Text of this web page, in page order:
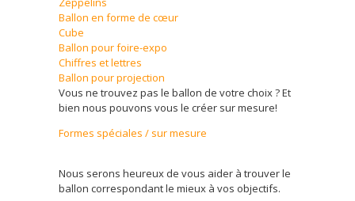
Ballon en forme de cœur
Cube
Ballon pour foire-expo
Chiffres et lettres
Ballon pour projection
Vous ne trouvez pas le ballon de votre choix ? Et
bien nous pouvons vous le créer sur mesure!
Formes spéciales / sur mesure
Nous serons heureux de vous aider à trouver le
ballon correspondant le mieux à vos objectifs.